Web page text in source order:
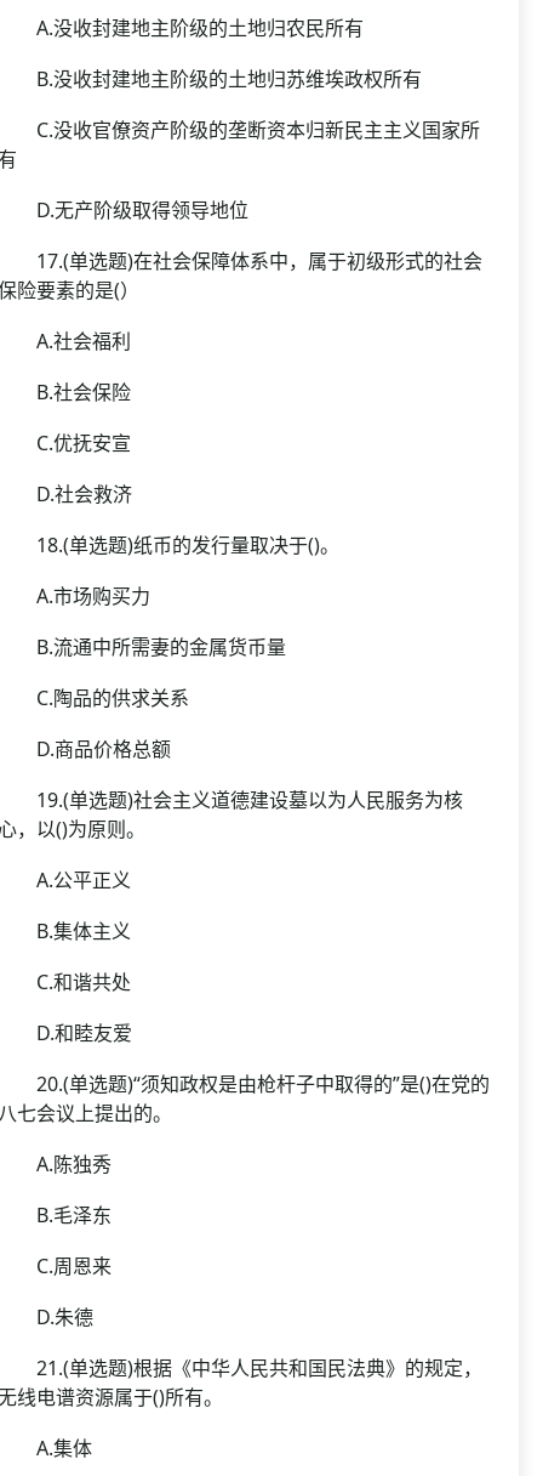
没收封建地主阶级的土地归农民所有
没收封建地主阶级的土地归苏维埃政权所有
没收官僚资产阶级的垄断资本归新民主主义国家所
无产阶级取得领导地位
单选题)在社会保障体系中，属于初级形式的社会
险要素的是(）
社会福利
社会保险
优抚安宣
社会救济
单选题)纸币的发行量取决于()。
市场购买力
流通中所需妻的金属货币量
陶品的供求关系
商品价格总额
单选题)社会主义道德建设墓以为人民服务为核
，以()为原则。
公平正义
集体主义
和谐共处
和睦友爱
单选题)“须知政权是由枪杆子中取得的”是()在党的
七会议上提出的。
陈独秀
毛泽东
周恩来
朱德
单选题)根据《中华人民共和国民法典》的规定，
线电谱资源属于()所有。
集体